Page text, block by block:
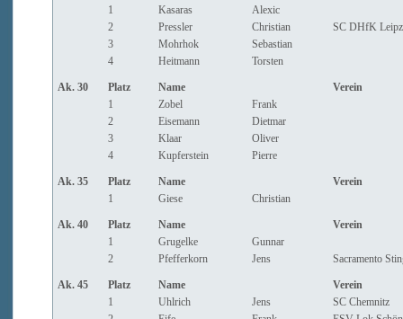
1
Kasaras
Alexic
2
Pressler Christian
SC DHfK
3
Mohrhok
Sebastian
4
Heitmann Torsten
Ak. 30 Platz Name
Verein
1
Zobel
Frank
2
Eisemann
Dietmar
3
Klaar
Oliver
4
Kupferstein Pierre
Ak. 35 Platz Name
Verein
1
Giese Christian
Ak. 40 Platz Name
Verein
1
Grugelke
Gunnar
2
Pfefferkorn Jens Sacramento
Ak. 45 Platz Name
Verein
1
Uhlrich Jens
SC Chemnitz